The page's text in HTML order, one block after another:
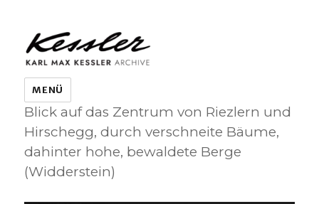
KARL MAX KESSLER ARCHIVE
MENÜ
Blick auf das Zentrum von Riezlern und
Hirschegg, durch verschneite Bäume,
dahinter hohe, bewaldete Berge
(Widderstein)